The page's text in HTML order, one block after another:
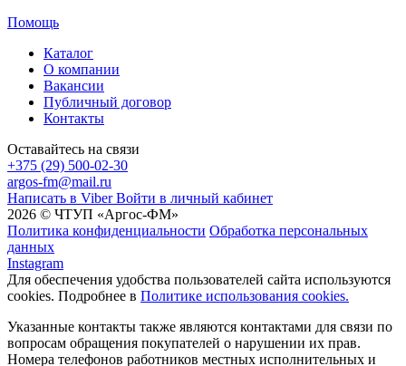
Помощь
Каталог
О компании
Вакансии
Публичный договор
Контакты
Оставайтесь на связи
+375 (29) 500-02-30
argos-fm@mail.ru
Написать в Viber Войти в личный кабинет
2026 © ЧТУП «Аргос-ФМ»
Политика конфиденциальности Обработка персональных
данных
Instagram
Для обеспечения удобства пользователей сайта используются
cookies. Подробнее в Политике использования cookies.
Указанные контакты также являются контактами для связи по
вопросам обращения покупателей о нарушении их прав.
Номера телефонов работников местных исполнительных и